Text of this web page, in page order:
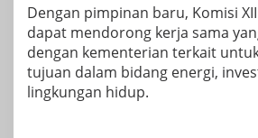
Dengan pimpinan baru, Komisi
dapat mendorong kerja sama
dengan kementerian terkait
tujuan dalam bidang energi,
lingkungan hidup.